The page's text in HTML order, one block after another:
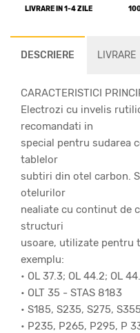
LIVRARE IN 1-4 ZILE
DESCRIERE LIVRARE
CARACTERISTICI
Electrozi cu invelis
recomandati in
special pentru sudarea
tablelor
subtiri din otel carbon.
otelurilor
nealiate cu continut de
structuri
usoare, utilizate pentru
exemplu:
• OL 37.3; OL 44.2; OL
• OLT 35 - STAS 8183
• S185, S235, S275,
• P235, P265, P295, P